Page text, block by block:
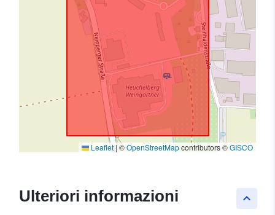
Leaflet| ©OpenStreetMapcontributors ©GISCO
keyboard_arrow_up
Ulteriori informazioni